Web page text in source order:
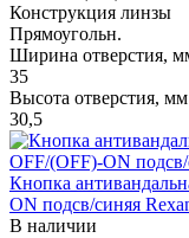
Конструкция линзы
Прямоугольн.
Ширина отверстия,
35
Высота отверстия, мм
30,5
Кнопка
ON подсв/синяя
В наличии